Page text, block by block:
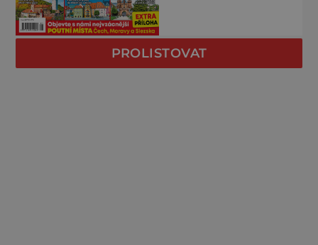
PROLISTOVAT